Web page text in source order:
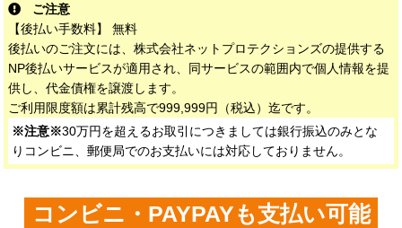
ご注意
【後払い手数料】 無料
後払いのご注文には、株式会社ネットプロテクションズの提供する
NP後払いサービスが適用され、同サービスの範囲内で個人情報を提
供し、代金債権を譲渡します。
ご利用限度額は累計残高で999,999円（税込）迄です。
※注意※30万円を超えるお取引につきましては銀行振込のみとな
りコンビニ、郵便局でのお支払いには対応しておりません。
コンビニ・PAYPAYも支払い可能